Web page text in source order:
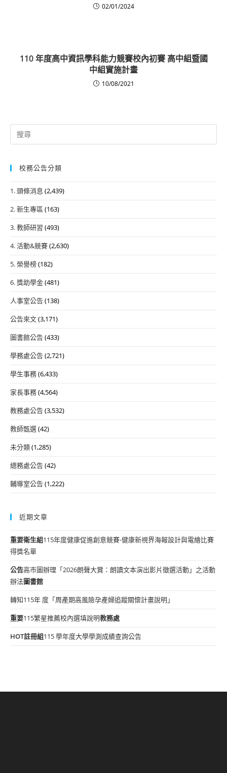
02/01/2024
110 年度高中資訊學科能力競賽校內初賽 高中組暨國
中組實施計畫
10/08/2021
Search
for:
校務公告分類
1. 頭條消息 (2,439)
2. 新生專區 (163)
3. 教師研習 (493)
4. 活動&競賽(2,630)
5. 榮譽榜(182)
6. 獎助學金(481)
人事室公告(138)
公告來文(3,171)
圖書館公告(433)
學務處公告(2,721)
學生事務(6,433)
家長事務(4,564)
教務處公告(3,532)
教師甄選(42)
未分類(1,285)
總務處公告(42)
輔導室公告(1,222)
近期文章
重要衛生組115年度健康促進創意競賽-健康新視界海報設計與電繪比賽
得獎名單
公告高市圖辦理「2026朗聲大賞：朗讀文本演出影片徵選活動」之活動
辦法圖書館
轉知115年 度「周產期高風險孕產婦追蹤關懷計畫說明」
重要115繁星推薦校內選填說明教務處
HOT註冊組115 學年度大學學測成績查詢公告